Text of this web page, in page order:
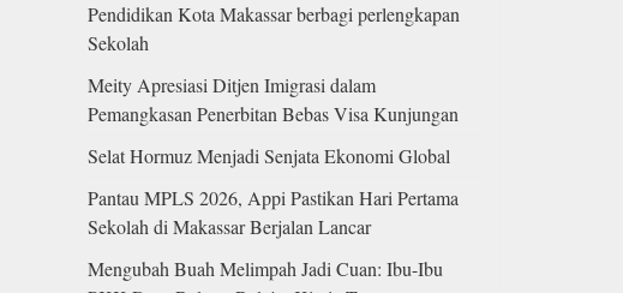
Pendidikan Kota Makassar berbagi perlengkapan
Sekolah
Meity Apresiasi Ditjen Imigrasi dalam
Pemangkasan Penerbitan Bebas Visa Kunjungan
Selat Hormuz Menjadi Senjata Ekonomi Global
Pantau MPLS 2026, Appi Pastikan Hari Pertama
Sekolah di Makassar Berjalan Lancar
Mengubah Buah Melimpah Jadi Cuan: Ibu-Ibu